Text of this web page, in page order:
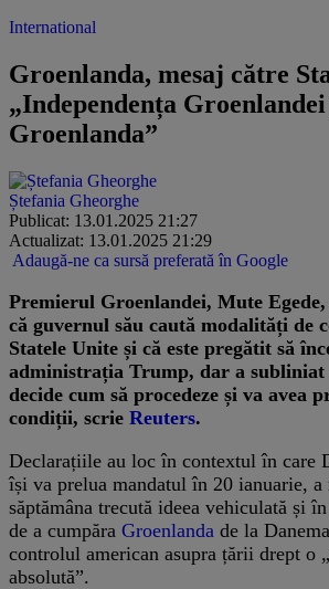
International
Groenlanda, mesaj către
„Independența
Groenlanda”
Ștefania Gheorghe
Publicat: 13.01.2025 21:27
Actualizat: 13.01.2025 21:29
Adaugă-ne ca sursă preferată în Google
Premierul Groenlandei, Mute
că guvernul său caută modalități de
Statele Unite și că este pregătit să
administrația Trump, dar a subliniat
decide cum să procedeze și va avea
condiții, scrie Reuters.
Declarațiile au loc în contextul în care
își va prelua mandatul în 20 ianuarie, a
săptămâna trecută ideea vehiculată și
de a cumpăra Groenlanda de la
controlul american asupra țării drept o
absolută”.